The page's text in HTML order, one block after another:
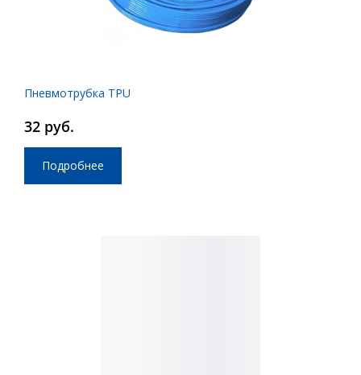
Пневмотрубка TPU
32 руб.
Подробнее